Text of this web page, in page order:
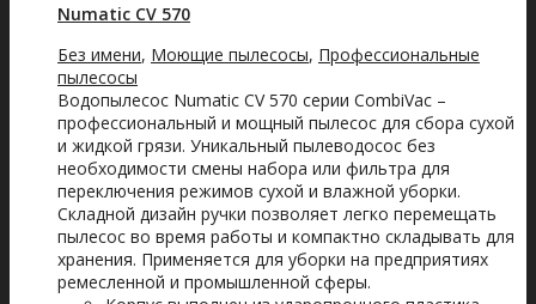
Numatic CV 570
Без имени, Моющие пылесосы, Профессиональные
пылесосы
Водопылесос Numatic CV 570 серии CombiVac –
профессиональный и мощный пылесос для сбора сухой
и жидкой грязи. Уникальный пылеводосос без
необходимости смены набора или фильтра для
переключения режимов сухой и влажной уборки.
Складной дизайн ручки позволяет легко перемещать
пылесос во время работы и компактно складывать для
хранения. Применяется для уборки на предприятиях
ремесленной и промышленной сферы.